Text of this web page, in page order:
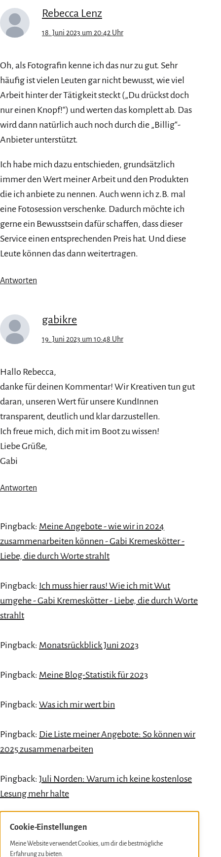
Rebecca Lenz
18. Juni 2023 um 20:42 Uhr
Oh, als Fotografin kenne ich das nur zu gut. Sehr
häufig ist vielen Leuten gar nicht bewusst, wie viel
Arbeit hinter der Tätigkeit steckt („Du drückst doch
nur einen Knopf!“) und werten das komplett ab. Das
wird dann natürlich auch noch durch die „Billig“-
Anbieter unterstützt.
Ich habe mich dazu entschieden, grundsätzlich
immer den Wert meiner Arbeit und den Produkten
die ich anbiete zu nennen. Auch wenn ich z.B. mal
eine Fotosession verschenke. Dadurch möchte ich
gerne ein Bewusstsein dafür schaffen, dass dieser
Service einen entsprechenden Preis hat. Und diese
Leute können das dann weitertragen.
Antworten
gabikre
19. Juni 2023 um 10:48 Uhr
Hallo Rebecca,
danke für deinen Kommentar! Wir Kreativen tun gut
daran, unseren Wert für unsere KundInnen
transparent, deutlich und klar darzustellen.
Ich freue mich, dich mit im Boot zu wissen!
Liebe Grüße,
Gabi
Antworten
Pingback: Meine Angebote - wie wir in 2024
zusammenarbeiten können - Gabi Kremeskötter -
Liebe, die durch Worte strahlt
Pingback: Ich muss hier raus! Wie ich mit Wut
umgehe - Gabi Kremeskötter - Liebe, die durch Worte
strahlt
Pingback: Monatsrückblick Juni 2023
Pingback: Meine Blog-Statistik für 2023
Pingback: Was ich mir wert bin
Pingback: Die Liste meiner Angebote: So können wir
2025 zusammenarbeiten
Pingback: Juli Norden: Warum ich keine kostenlose
Lesung mehr halte
Schreibe einen
Kommentar
Cookie-Einstellungen
Meine Website verwendet Cookies, um dir die bestmögliche
Erfahrung zu bieten.